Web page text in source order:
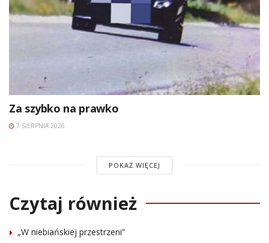
Za szybko na prawko
7 SIERPNIA 2026
POKAŻ WIĘCEJ
Czytaj również
„W niebiańskiej przestrzeni”